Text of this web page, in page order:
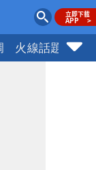
火線話題